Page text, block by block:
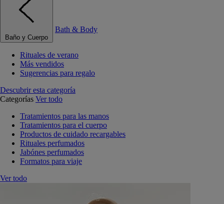
Baño y Cuerpo
Bath & Body
Rituales de verano
Más vendidos
Sugerencias para regalo
Descubrir esta categoría
Categorías Ver todo
Tratamientos para las manos
Tratamientos para el cuerpo
Productos de cuidado recargables
Rituales perfumados
Jabónes perfumados
Formatos para viaje
Ver todo